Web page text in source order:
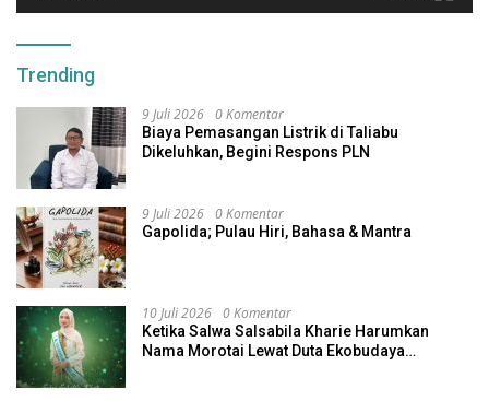
Trending
9 Juli 2026 0 Komentar
Biaya Pemasangan Listrik di Taliabu
Dikeluhkan, Begini Respons PLN
9 Juli 2026 0 Komentar
Gapolida; Pulau Hiri, Bahasa & Mantra
10 Juli 2026 0 Komentar
Ketika Salwa Salsabila Kharie Harumkan
Nama Morotai Lewat Duta Ekobudaya